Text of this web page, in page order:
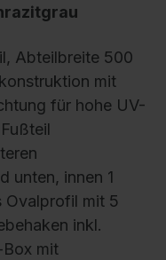
Abteilbreite 500
mit
für hohe UV-
unten, innen 1
Ovalprofil mit 5
inkl.
mit